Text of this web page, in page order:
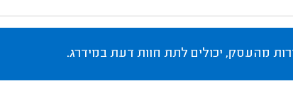
מהעסק, יכולים לתת חוות דעת במידרג.